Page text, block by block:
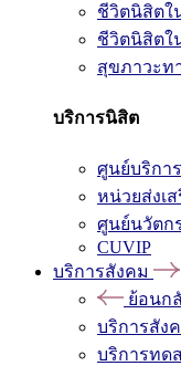
ชีวิตนิสิตใ
ชีวิตนิสิตใ
สุขภาวะท
บริการนิสิต
ศูนย์บริกา
หน่วยส่งเ
ศูนย์นวัตก
CUVIP
บริการสังคม
ย้อนก
บริการสัง
บริการทด